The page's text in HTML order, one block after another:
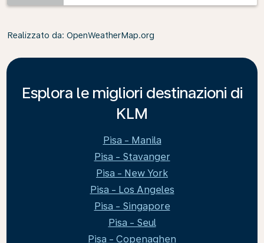
Realizzato da: OpenWeatherMap.org
Esplora le migliori destinazioni di
KLM
Pisa - Manila
Pisa - Stavanger
Pisa - New York
Pisa - Los Angeles
Pisa - Singapore
Pisa - Seul
Pisa - Copenaghen